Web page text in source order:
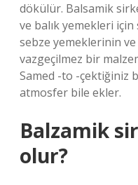
dökülür. Balsamik
ve balık yemekleri için
sebze yemeklerinin ve
vazgeçilmez bir
Samed -to -çektiğiniz
atmosfer bile ekler.
Balzamik
olur?